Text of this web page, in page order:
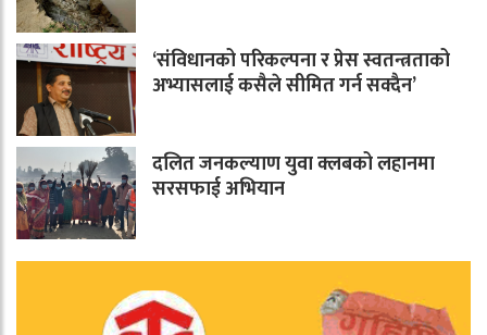
‘संविधानको परिकल्पना र प्रेस स्वतन्त्रताको
अभ्यासलाई कसैले सीमित गर्न सक्दैन’
दलित जनकल्याण युवा क्लबको लहानमा
सरसफाई अभियान